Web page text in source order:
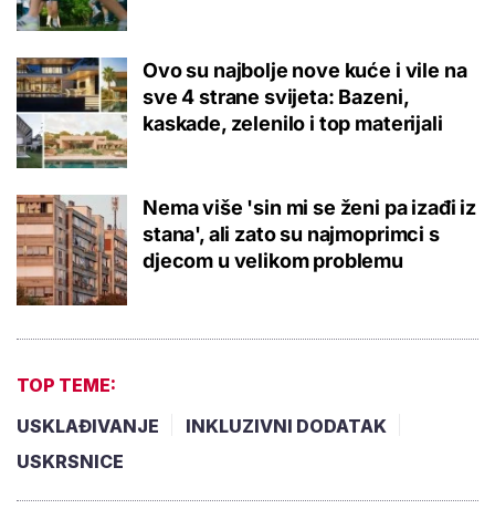
Ovo su najbolje nove kuće i vile na
sve 4 strane svijeta: Bazeni,
kaskade, zelenilo i top materijali
Nema više 'sin mi se ženi pa izađi iz
stana', ali zato su najmoprimci s
djecom u velikom problemu
TOP TEME:
USKLAĐIVANJE
INKLUZIVNI DODATAK
USKRSNICE